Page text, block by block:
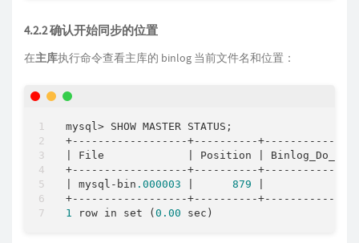
4.2.2 确认开始同步的位置
在主库执行命令查看主库的 binlog 当前文件名和位置：
mysql>
+- - - - - - - - - - - - - - - - - -+- - - - - - - - - -+- - - - - - - - - - -
File Position Binlog_Do_DB
+- - - - - - - - - - - - - - - - - -+- - - - - - - - - -+- - - - - - - - - - -
mysql - bin .000003 879
+- - - - - - - - - - - - - - - - - -+- - - - - - - - - -+- - - - - - - - - - -
1 row in set ( 0 .00